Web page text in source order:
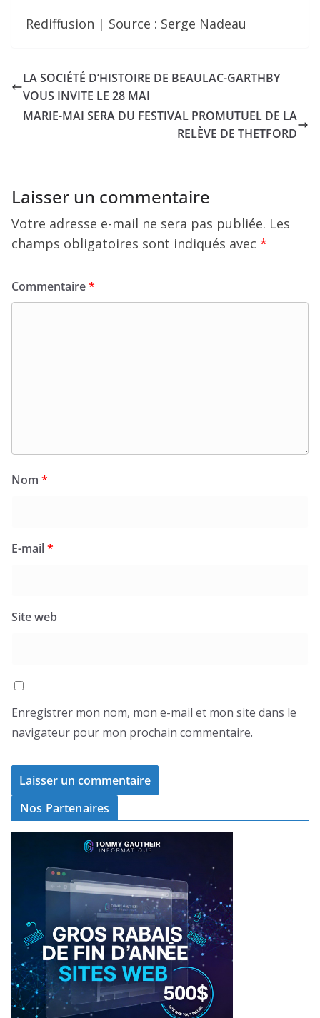
Rediffusion | Source : Serge Nadeau
LA SOCIÉTÉ D’HISTOIRE DE BEAULAC-GARTHBY
VOUS INVITE LE 28 MAI
MARIE-MAI SERA DU FESTIVAL PROMUTUEL DE LA
RELÈVE DE THETFORD
Laisser un commentaire
Votre adresse e-mail ne sera pas publiée. Les
champs obligatoires sont indiqués avec *
Commentaire*
Nom *
E-mail*
Site web
Enregistrer mon nom, mon e-mail et mon site dans le
navigateur pour mon prochain commentaire.
Nos Partenaires